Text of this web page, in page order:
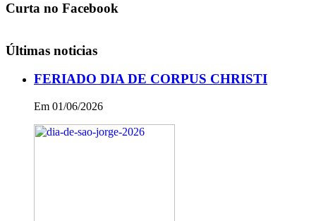
Curta no Facebook
Últimas noticias
FERIADO DIA DE CORPUS CHRISTI
Em 01/06/2026